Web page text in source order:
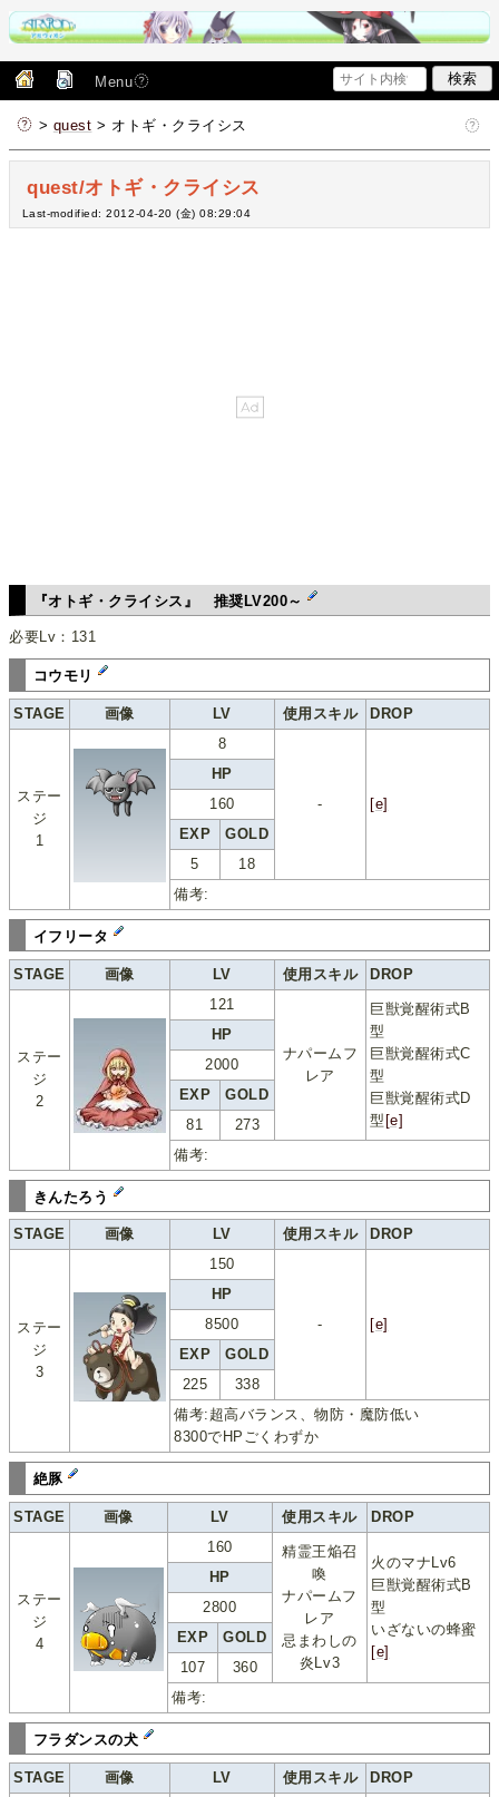
Menu
> quest > オトギ・クライシス
quest/オトギ・クライシス
Last-modified: 2012-04-20 (金) 08:29:04
『オトギ・クライシス』 推奨LV200～
必要Lv：131
コウモリ
STAGE 画像 LV 使用スキル DROP
ステー
ジ
1
8
- [e]
HP
160
EXP
GOLD
5
18
備考:
イフリータ
STAGE 画像 LV 使用スキル DROP
ステー
ジ
2
121
ナパームフ
レア
巨獣覚醒術式B
型
巨獣覚醒術式C
型
巨獣覚醒術式D
型 [e]
HP
2000
EXP
GOLD
81
273
備考:
きんたろう
STAGE 画像 LV 使用スキル DROP
ステー
ジ
3
150
- [e]
HP
8500
EXP
GOLD
225
338
備考:超高バランス、物防・魔防低い
8300でHPごくわずか
絶豚
STAGE 画像 LV 使用スキル DROP
ステー
ジ
4
160
精霊王焔召
喚
ナパームフ
レア
忌まわしの
炎Lv3
火のマナLv6
巨獣覚醒術式B
型
いざないの蜂蜜
[e]
HP
2800
EXP
GOLD
107
360
備考:
フラダンスの犬
STAGE 画像 LV 使用スキル DROP